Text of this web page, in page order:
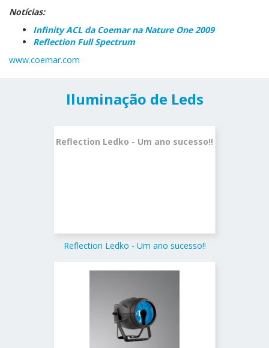
Notícias:
Infinity ACL da Coemar na Nature One 2009
Reflection Full Spectrum
www.coemar.com
Iluminação de Leds
Reflection Ledko - Um ano sucesso!!
Reflection Ledko - Um ano sucesso!!